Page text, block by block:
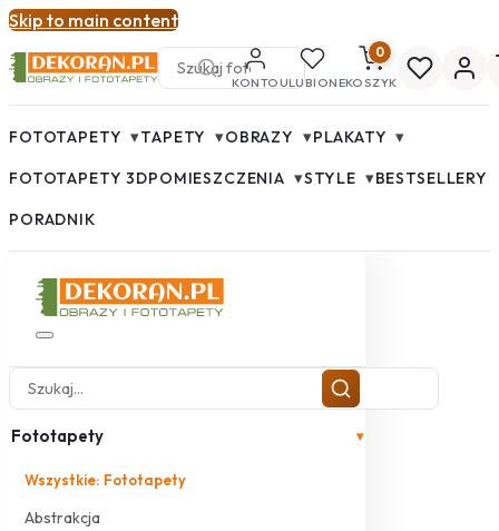
Skip to main content
KONTOULUBIONE
0
KOSZYK
FOTOTAPETY ▾TAPETY ▾OBRAZY ▾PLAKATY ▾
FOTOTAPETY 3DPOMIESZCZENIA ▾STYLE ▾BESTSELLERY
PORADNIK
Fototapety ▾
Wszystkie: Fototapety
Abstrakcja